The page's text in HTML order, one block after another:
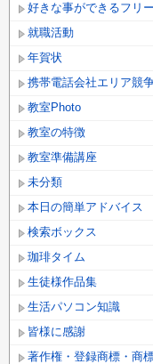
好きな事ができるフリ
就職活動
年賀状
携帯電話会社エリア競
教室Photo
教室の特徴
教室準備講座
未分類
本日の簡単アドバイス
検索ボックス
珈琲タイム
生徒様作品集
生活パソコン知識
皆様に感謝
著作権・登録商標・商